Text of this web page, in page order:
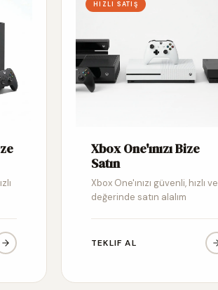
HIZLI SATIŞ
Xbox One'ınızı Bize
Satın
Xbox One'ınızı güvenli, hızlı ve
değerinde satın alalım
TEKLIF AL